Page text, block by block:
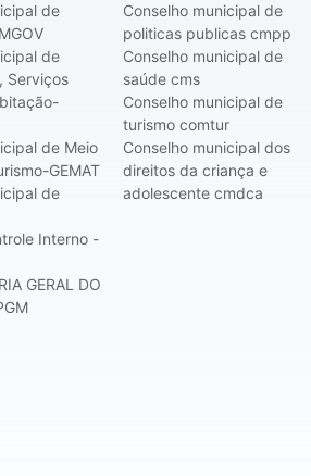
de
de
Serviços
de Meio
GEMAT
de
Interno -
GERAL DO
Conselho municipal de
politicas publicas cmpp
Conselho municipal de
saúde cms
Conselho municipal de
turismo comtur
Conselho municipal dos
direitos da criança e
adolescente cmdca